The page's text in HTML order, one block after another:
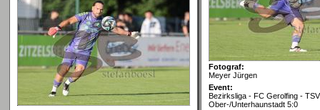
Fotograf:
Meyer Jürgen
Event:
Bezirksliga - FC Gerolfing - TSV
Ober-/Unterhaunstadt 5:0